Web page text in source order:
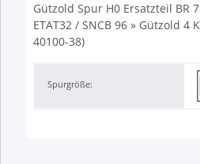
Gützold Spur H0 Ersatzteil BR
ETAT32 / SNCB 96 » Gützold 4
40100-38)
Spurgröße: